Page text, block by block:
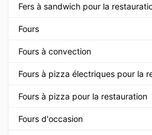
Fers à sandwich pour la
Fours
Fours à convection
Fours à pizza électriques pour la
Fours à pizza pour la restauration
Fours d'occasion